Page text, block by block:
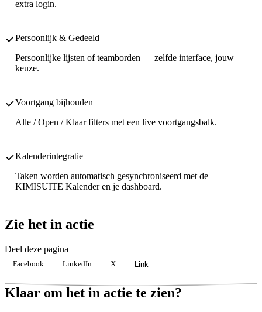
extra login.
Persoonlijk & Gedeeld
Persoonlijke lijsten of teamborden — zelfde interface, jouw
keuze.
Voortgang bijhouden
Alle / Open / Klaar filters met een live voortgangsbalk.
Kalenderintegratie
Taken worden automatisch gesynchroniseerd met de
KIMISUITE Kalender en je dashboard.
Zie het in actie
Deel deze pagina
Facebook LinkedIn X Link
Klaar om het in actie te zien?